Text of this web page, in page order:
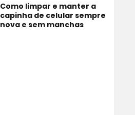
Como limpar e manter a
capinha de celular sempre
nova e sem manchas